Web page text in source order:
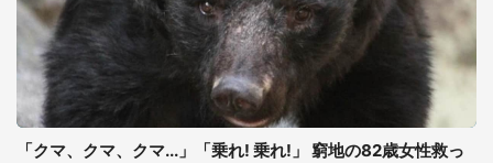
「クマ、クマ、クマ...」「乗れ! 乗れ!」 窮地の82歳女性救っ